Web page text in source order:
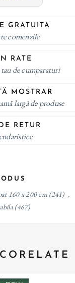
GRATUITA
comenzile
RATE
de cumparaturi
MOSTRAR
largă de produse
RETUR
160 x 200 cm (241) ,
(467)